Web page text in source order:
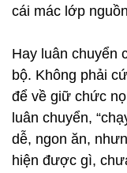
cái mác lớp
Hay luân chuyển
bộ. Không phải
để về giữ chức
luân chuyển,
dễ, ngon ăn,
hiện được gì,